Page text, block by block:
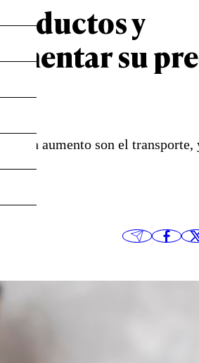
y
su
a un aumento son el transporte,